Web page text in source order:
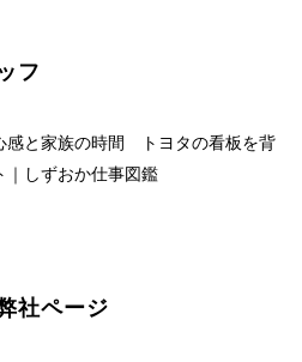
フ
感と家族の時間 トヨタの看板を背
｜しずおか仕事図鑑
社ページ